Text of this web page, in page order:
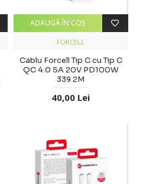
FORCELL
Cablu Forcell Tip C cu Tip C
QC 4.0 5A 20V PD100W
339 2M
40,00 Lei
ADAUGĂ ÎN COŞ